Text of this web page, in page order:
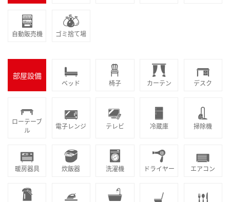
自動販売機 ゴミ捨て場
部屋設備
ベッド 椅子 カーテン デスク
ローテーブ
ル
電子レンジ テレビ 冷蔵庫 掃除機
暖房器具 炊飯器 洗濯機 ドライヤー エアコン